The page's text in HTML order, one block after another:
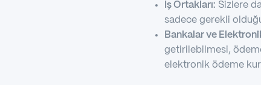
İş Ortakları: Sizlere
sadece gerekli
Bankalar ve
getirilebilmesi,
elektronik ödeme